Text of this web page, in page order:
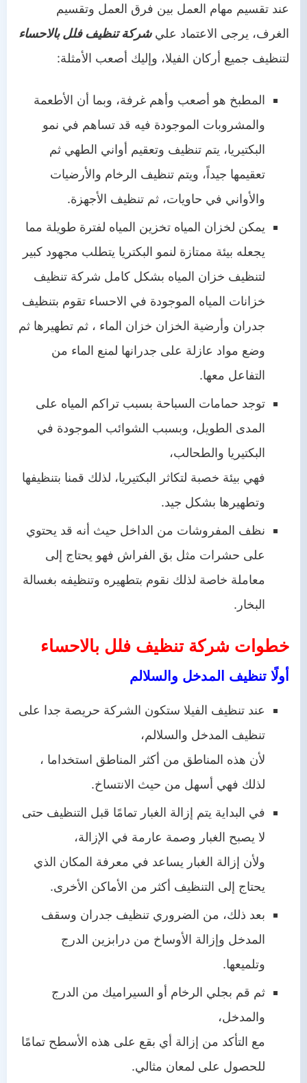
عند تقسيم مهام العمل بين فرق العمل وتقسيم
الغرف، يرجى الاعتماد عليشركة تنظيف فلل بالاحساء
لتنظيف جميع أركان الفيلا، وإليك أصعب الأمثلة:
المطبخ هو أصعب وأهم غرفة، وبما أن الأطعمة
والمشروبات الموجودة فيه قد تساهم في نمو
البكتيريا، يتم تنظيف وتعقيم أواني الطهي ثم
تعقيمها جيداً، ويتم تنظيف الرخام والأرضيات
والأواني في حاويات، ثم تنظيف الأجهزة.
يمكن لخزان المياه تخزين المياه لفترة طويلة مما
يجعله بيئة ممتازة لنمو البكتريا يتطلب مجهود كبير
لتنظيف خزان المياه بشكل كامل شركة تنظيف
خزانات المياه الموجودة في الاحساء تقوم بتنظيف
جدران وأرضية الخزان خزان الماء ، ثم تطهيرها ثم
وضع مواد عازلة على جدرانها لمنع الماء من
التفاعل معها.
توجد حمامات السباحة بسبب تراكم المياه على
المدى الطويل، وبسبب الشوائب الموجودة في
البكتيريا والطحالب،
فهي بيئة خصبة لتكاثر البكتيريا، لذلك قمنا بتنظيفها
وتطهيرها بشكل جيد.
نظف المفروشات من الداخل حيث أنه قد يحتوي
على حشرات مثل بق الفراش فهو يحتاج إلى
معاملة خاصة لذلك نقوم بتطهيره وتنظيفه بغسالة
البخار.
خطوات شركة تنظيف فلل بالاحساء
أولًا تنظيف المدخل والسلالم
عند تنظيف الفيلا ستكون الشركة حريصة جدا على
تنظيف المدخل والسلالم،
لأن هذه المناطق من أكثر المناطق استخداما ،
لذلك فهي أسهل من حيث الانتساخ.
في البداية يتم إزالة الغبار تمامًا قبل التنظيف حتى
لا يصبح الغبار وصمة عارمة في الإزالة،
ولأن إزالة الغبار يساعد في معرفة المكان الذي
يحتاج إلى التنظيف أكثر من الأماكن الأخرى.
بعد ذلك، من الضروري تنظيف جدران وسقف
المدخل وإزالة الأوساخ من درابزين الدرج
وتلميعها.
ثم قم بجلي الرخام أو السيراميك من الدرج
والمدخل،
مع التأكد من إزالة أي بقع على هذه الأسطح تمامًا
للحصول على لمعان مثالي.